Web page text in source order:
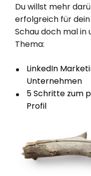
Du willst mehr
erfolgreich für
Schau doch mal in
Thema:
LinkedIn
Unternehmen
5 Schritte zum
Profil